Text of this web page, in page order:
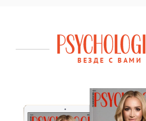
ВЕЗДЕ С ВАМИ